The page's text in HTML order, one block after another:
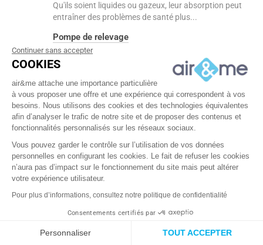
Qu'ils soient liquides ou gazeux, leur absorption peut
entraîner des problèmes de santé plus...
Pompe de relevage
Une pompe de relevage est un dispositif conçu pour
évacuer l’eau collectée dans le réservoir de
déshumidificateurs d'air ou de climatiseurs , également
appelée condensat. Contrairement au...
Poussière
La poussière est une combinaison de différents
éléments en suspension dans l'air, regroupés grâce à
l'électricité statique. Elle est généralement constituée de
fibres textiles, de spores de...
Précipitateur électrostatique
Le précipitateur électrostatique est un dispositif qui
l'air, telles que la poussière, les polluants, et les
Continuer sans accepter
COOKIES
air&me attache une importance particulière
à vous proposer une offre et une expérience qui correspondent à vos
besoins. Nous utilisons des cookies et des technologies équivalentes
afin d’analyser le trafic de notre site et de proposer des contenus et
fonctionnalités personnalisés sur les réseaux sociaux.
Vous pouvez garder le contrôle sur l’utilisation de vos données
personnelles en configurant les cookies. Le fait de refuser les cookies
n’aura pas d’impact sur le fonctionnement du site mais peut altérer
votre expérience utilisateur.
Pour plus d’informations, consultez notre politique de confidentialité
Consentements certifiés par
Personnaliser TOUT ACCEPTER